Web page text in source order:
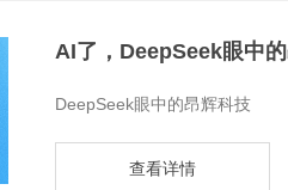
AI了，DeepSeek眼中
​DeepSeek眼中的昂辉科技
查看详情